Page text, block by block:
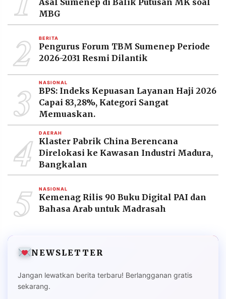
2026
PT.
MEDIA
PRAMUDITA
Asal Sumenep di Balik Putusan MK soal
MBG
2 BERITA
Pengurus Forum TBM Sumenep Periode
2026-2031 Resmi Dilantik
3 NASIONAL
BPS: Indeks Kepuasan Layanan Haji 2026
Capai 83,28%, Kategori Sangat
Memuaskan.
4 DAERAH
Klaster Pabrik China Berencana
Direlokasi ke Kawasan Industri Madura,
Bangkalan
5 NASIONAL
Kemenag Rilis 90 Buku Digital PAI dan
Bahasa Arab untuk Madrasah
NEWSLETTER
Jangan lewatkan berita terbaru! Berlangganan gratis
sekarang.